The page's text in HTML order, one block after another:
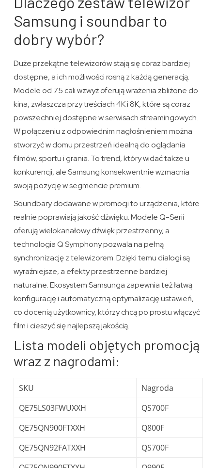
Samsung i soundbar to
dobry wybór?
Duże przekątne telewizorów stają się coraz bardziej
dostępne, a ich możliwości rosną z każdą generacją.
Modele od 75 cali wzwyż oferują wrażenia zbliżone do
kina, zwłaszcza przy treściach 4K i 8K, które są coraz
powszechniej dostępne w serwisach streamingowych.
W połączeniu z odpowiednim nagłośnieniem można
stworzyć w domu przestrzeń idealną do oglądania
filmów, sportu i grania. To trend, który widać także u
konkurencji, ale Samsung konsekwentnie wzmacnia
swoją pozycję w segmencie premium.
Soundbary dodawane w promocji to urządzenia, które
realnie poprawiają jakość dźwięku. Modele Q-Serii
oferują wielokanałowy dźwięk przestrzenny, a
technologia Q Symphony pozwala na pełną
synchronizację z telewizorem. Dzięki temu dialogi są
wyraźniejsze, a efekty przestrzenne bardziej
naturalne. Ekosystem Samsunga zapewnia też łatwą
konfigurację i automatyczną optymalizację ustawień,
co docenią użytkownicy, którzy chcą po prostu włączyć
film i cieszyć się najlepszą jakością.
Lista modeli objętych promocją
wraz z nagrodami:
SKU
Nagroda
QE75LS03FWUXXH
QS700F
QE75QN900FTXXH
Q800F
QE75QN92FATXXH
QS700F